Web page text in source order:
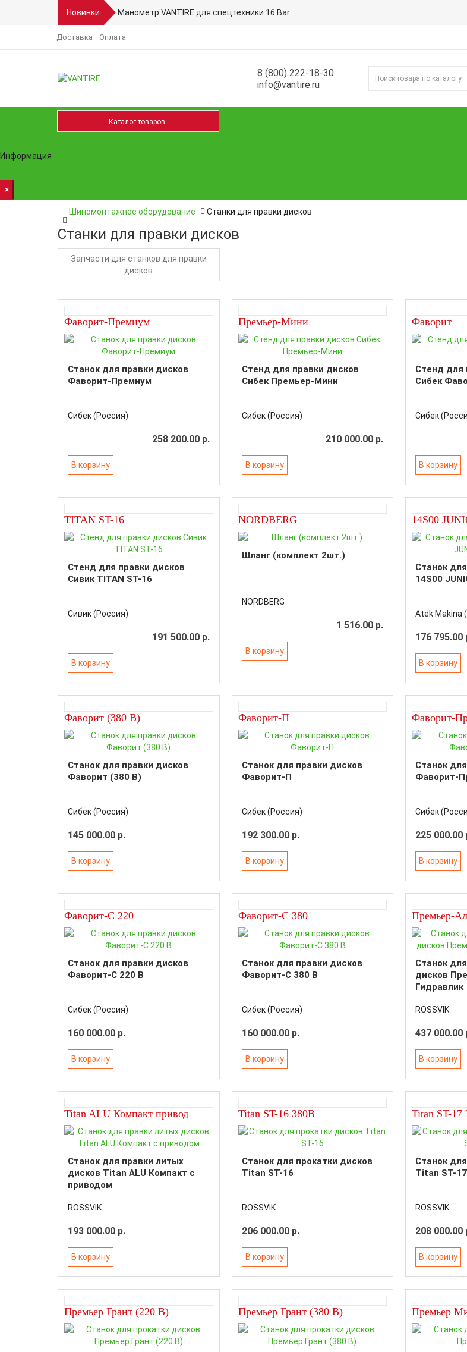
Новинки: Манометр VANTIRE для спецтехники 16 Bar
Доставка Оплата
8 (800) 222-18-30
info@vantire.ru
Каталог товаров
Информация
×
Шиномонтажное оборудование Станки для правки дисков
Станки для правки дисков
Запчасти для станков для правки
дисков
Фаворит-Премиум
Станок для правки дисков
Фаворит-Премиум
Сибек (Россия)
258 200.00 р.
В корзину
Премьер-Мини
Стенд для правки дисков
Сибек Премьер-Мини
Сибек (Россия)
210 000.00 р.
В корзину
Фаворит
Стенд для
Сибек
Сибек
В корзину
TITAN ST-16
Стенд для правки дисков
Сивик TITAN ST-16
Сивик (Россия)
191 500.00 р.
В корзину
NORDBERG
Шланг (комплект 2шт.)
NORDBERG
1 516.00 р.
В корзину
14S00
Станок
14S00
Atek Makina
176 795.00
В корзину
Фаворит (380 В)
Станок для правки дисков
Фаворит (380 В)
Сибек (Россия)
145 000.00 р.
В корзину
Фаворит-П
Станок для правки дисков
Фаворит-П
Сибек (Россия)
192 300.00 р.
В корзину
Фаворит-
Станок
Фаворит-
Сибек
225 000.00
В корзину
Фаворит-С 220
Станок для правки дисков
Фаворит-С 220 В
Сибек (Россия)
160 000.00 р.
В корзину
Фаворит-С 380
Станок для правки дисков
Фаворит-С 380 В
Сибек (Россия)
160 000.00 р.
В корзину
Премьер-
Станок
дисков
Гидравлик
ROSSVIK
437 000.00
В корзину
Titan ALU Компакт привод
Станок для правки литых
дисков Titan ALU Компакт с
приводом
ROSSVIK
193 000.00 р.
В корзину
Titan ST-16 380В
Станок для прокатки дисков
Titan ST-16
ROSSVIK
206 000.00 р.
В корзину
Titan ST-17
Станок
Titan ST-
ROSSVIK
208 000.00
В корзину
Премьер Грант (220 В) Премьер Грант (380 В) Премьер